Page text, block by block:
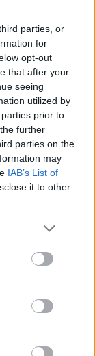
parties, or
for
opt-out
that after your
seeing
utilized by
prior to
further
parties on the
may
IAB’s List of
it to other